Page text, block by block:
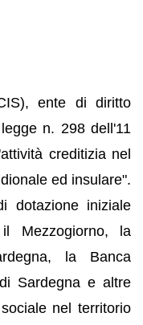
ente di diritto
n. 298 dell'11
creditizia nel
ed insulare".
dotazione iniziale
Mezzogiorno, la
la Banca
Sardegna e altre
nel territorio